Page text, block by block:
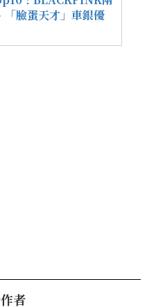
臉蛋天才」車銀優
者